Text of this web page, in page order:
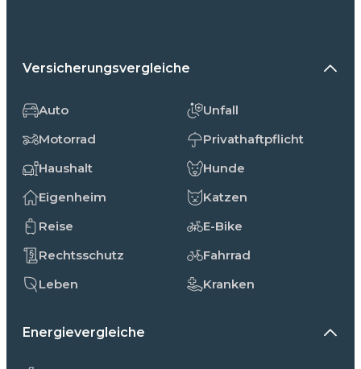
Versicherungsvergleiche
Auto
Motorrad
Haushalt
Eigenheim
Reise
Rechtsschutz
Leben
Unfall
Privathaftpflicht
Hunde
Katzen
E-Bike
Fahrrad
Kranken
Energievergleiche